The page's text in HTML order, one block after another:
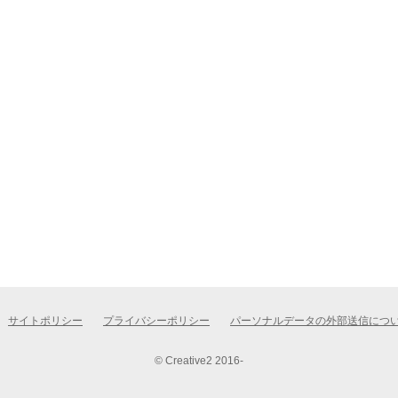
サイトポリシー プライバシーポリシー パーソナルデータの外部送信につ
© Creative2 2016-